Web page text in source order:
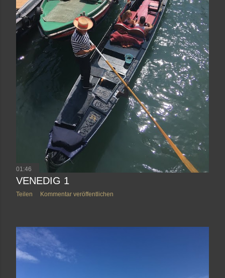
01:46
VENEDIG 1
Teilen Kommentar veröffentlichen